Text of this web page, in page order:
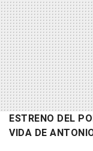
ESTRENO DEL
VIDA DE